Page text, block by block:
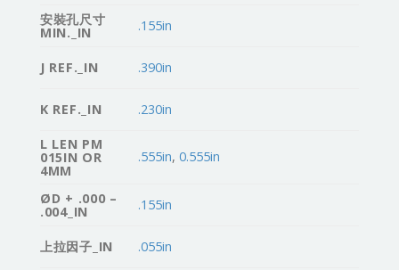
安裝孔尺寸
MIN._IN .155in
J REF._IN .390in
K REF._IN .230in
L LEN PM
015IN OR
4MM
.555in,0.555in
ØD + .000 –
.004_IN .155in
上拉因子_IN .055in